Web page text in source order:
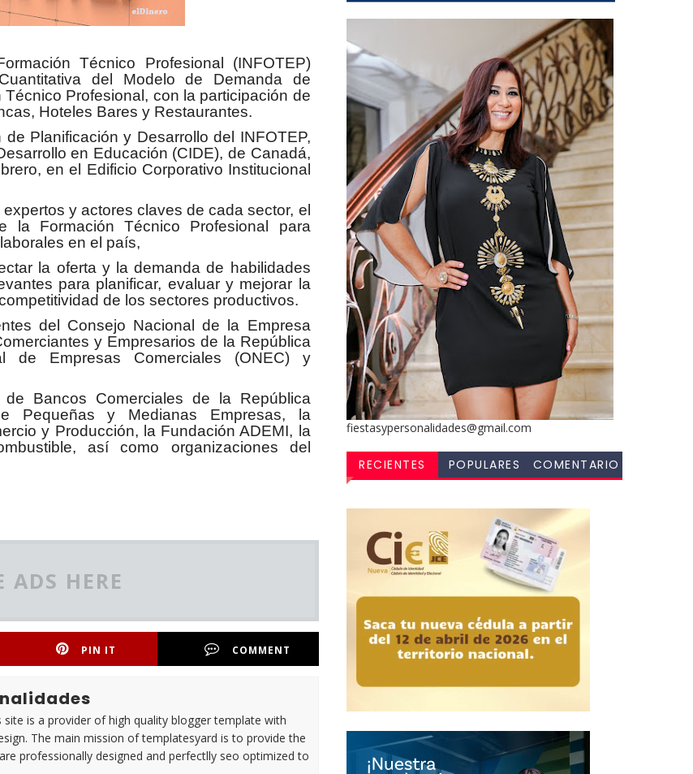
Técnico Profesional (INFOTEP)
del Modelo de Demanda de
Profesional, con la participación de
Hoteles Bares y Restaurantes.
Planificación y Desarrollo del INFOTEP,
en Educación (CIDE), de Canadá,
en el Edificio Corporativo Institucional
y actores claves de cada sector, el
la Formación Técnico Profesional para
en el país,
la oferta y la demanda de habilidades
para planificar, evaluar y mejorar la
de los sectores productivos.
del Consejo Nacional de la Empresa
y Empresarios de la República
de Empresas Comerciales (ONEC) y
Bancos Comerciales de la República
Pequeñas y Medianas Empresas, la
y Producción, la Fundación ADEMI, la
así como organizaciones del
ADS HERE
PIN IT COMMENT
is a provider of high quality blogger template with
The main mission of templatesyard is to provide the
professionally designed and perfectlly seo optimized to
fiestasypersonalidades@gmail.com
RECIENTES POPULARES
COMENTARIO